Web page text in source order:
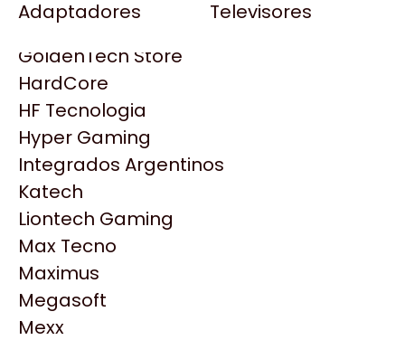
Adaptadores
Televisores
Genius
HP
HyperX
INNO3D
Intel
Kingston
Lenovo
Logitech
MSI
NVIDIA GeForce
NZXT
Gezatek
GoldenTech Store
HardCore
HF Tecnologia
Hyper Gaming
Integrados Argentinos
Katech
Liontech Gaming
Max Tecno
Maximus
Megasoft
Mexx